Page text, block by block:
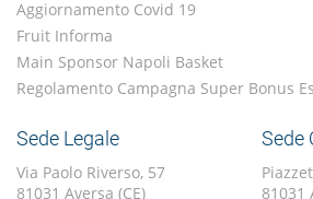
Aggiornamento Covid 19
Fruit Informa
Main Sponsor Napoli Basket
Regolamento Campagna Super Bonus
Sede Legale
Via Paolo Riverso, 57
81031 Aversa (CE)
Sede
81031